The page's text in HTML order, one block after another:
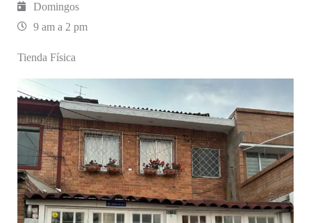
Domingos
9 am a 2 pm
Tienda Física